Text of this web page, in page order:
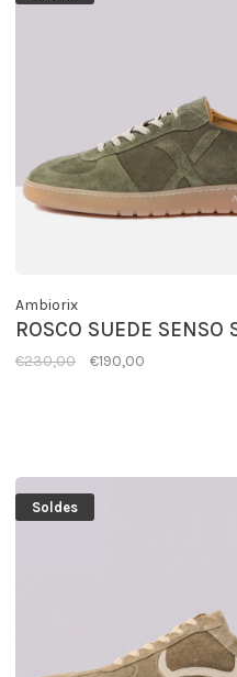
Ambiorix
ROSCO SUEDE SENSO
€230,00 €190,00
Soldes